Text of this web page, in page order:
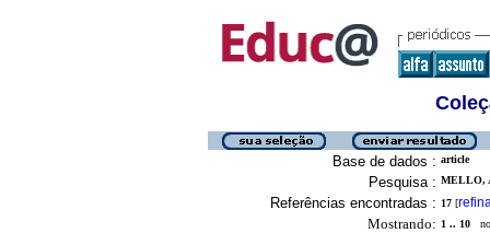
Base de dados : article
Pesquisa : MELLO,
Referências encontradas : 17 [
Mostrando: 1 .. 10